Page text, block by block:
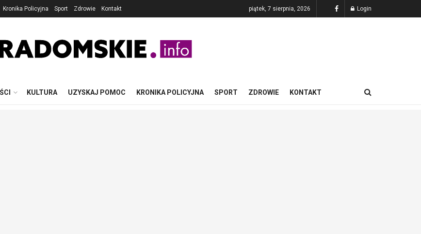
Kronika Policyjna Sport Zdrowie Kontakt piątek, 7 sierpnia, 2026 Login
KULTURA UZYSKAJ POMOC KRONIKA POLICYJNA SPORT ZDROWIE KONTAKT